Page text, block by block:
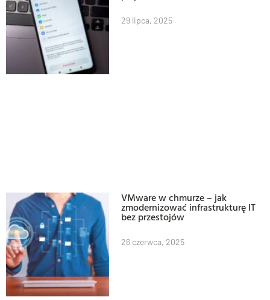
29 lipca, 2025
VMware w chmurze – jak
zmodernizować infrastrukturę IT
bez przestojów
26 czerwca, 2025